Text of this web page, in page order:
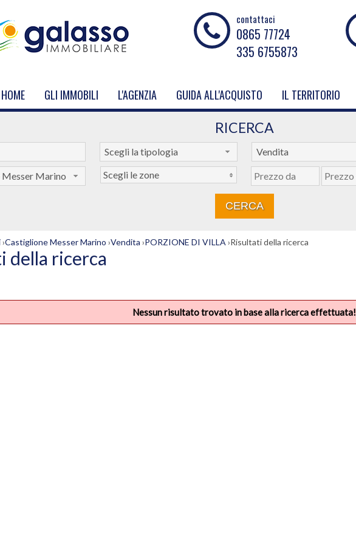
contattaci
0865 77724
335 6755873
HOME GLI IMMOBILI L'AGENZIA GUIDA ALL'ACQUISTO IL TERRITORIO
RICERCA
Scegli la tipologia Vendita
Marino Scegli le zone
›Castiglione Messer Marino ›Vendita ›PORZIONE DI VILLA ›Risultati della ricerca
della ricerca
Nessun risultato trovato in base alla ricerca effettuata!